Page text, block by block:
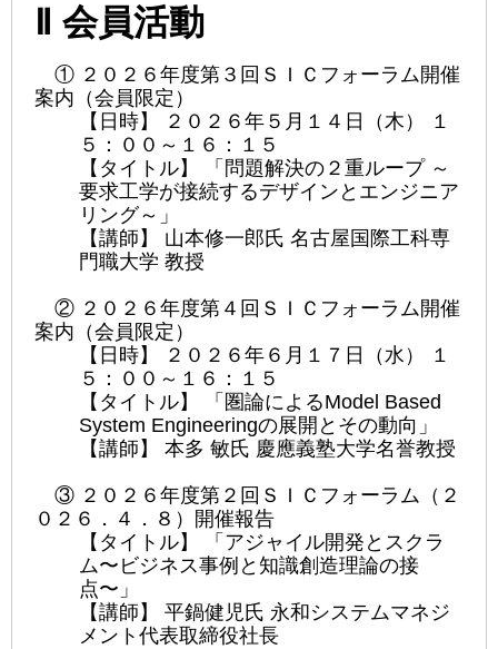
Ⅱ 会員活動
① ２０２６年度第３回ＳＩＣフォーラム開催
案内（会員限定）
【日時】 ２０２６年５月１４日（木） １
５：００～１６：１５
【タイトル】 「問題解決の２重ループ ～
要求工学が接続するデザインとエンジニア
リング～」
【講師】 山本修一郎氏 名古屋国際工科専
門職大学 教授
② ２０２６年度第４回ＳＩＣフォーラム開催
案内（会員限定）
【日時】 ２０２６年６月１７日（水） １
５：００～１６：１５
【タイトル】 「圏論によるModel Based
System Engineeringの展開とその動向」
【講師】 本多 敏氏 慶應義塾大学名誉教授
③ ２０２６年度第２回ＳＩＣフォーラム（２
０２６．４．８）開催報告
【タイトル】 「アジャイル開発とスクラ
ム〜ビジネス事例と知識創造理論の接
点〜」
【講師】 平鍋健児氏 永和システムマネジ
メント代表取締役社長